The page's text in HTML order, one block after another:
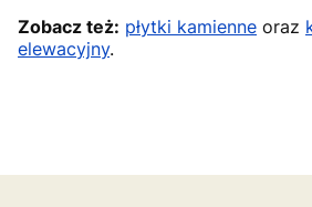
Zobacz też: płytki kamienne oraz
elewacyjny.